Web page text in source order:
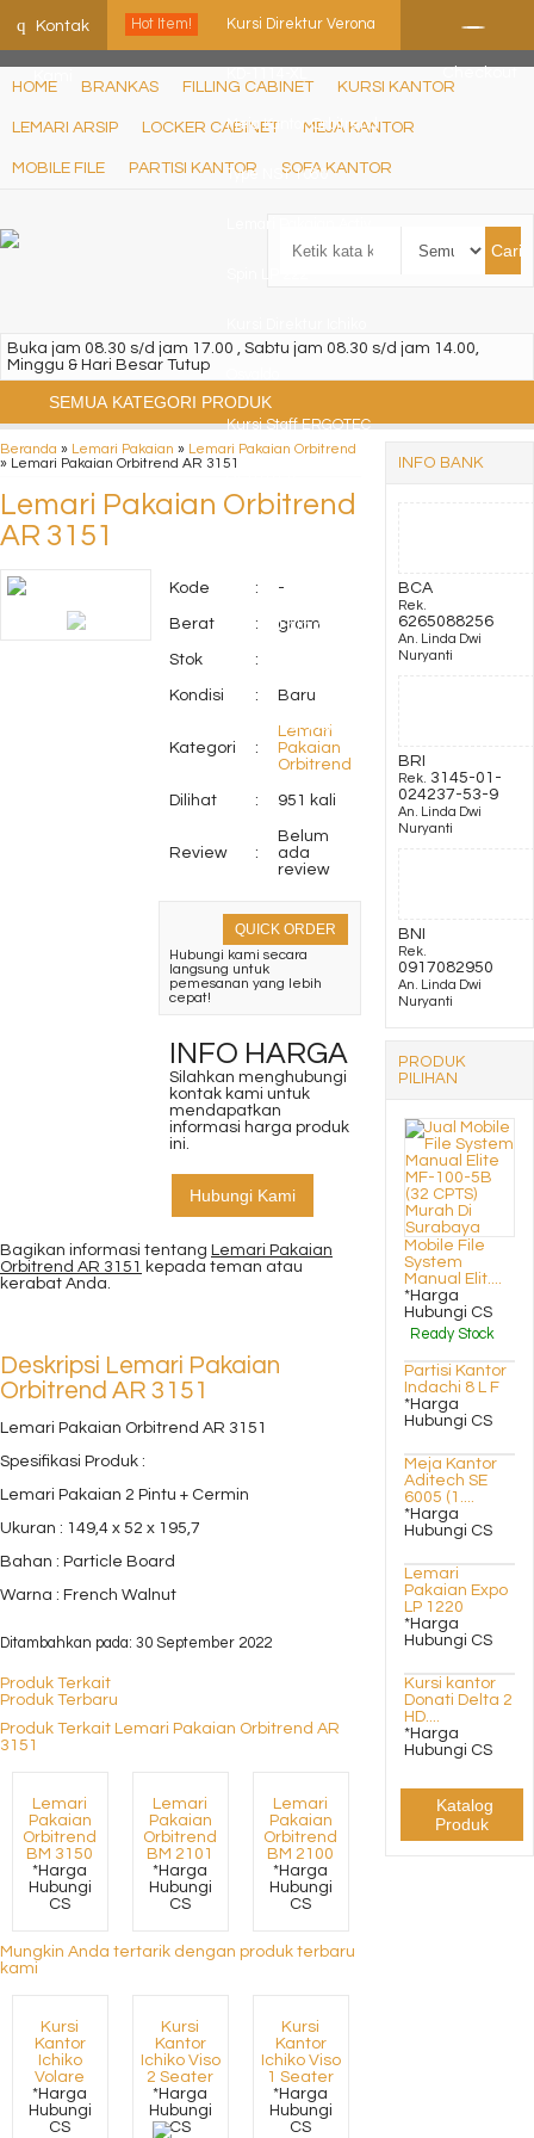
q Kontak Hot Item! Kursi Direktur Verona
Meja Kantor Orbitrend
Type NST 1080
Kursi Staff ERGOTEC
Lemari Pakaian Activ
Sofa kantor Indachi
HOME
BRANKAS FILLING CABINET KURSI KANTOR
LEMARI ARSIP LOCKER CABINET MEJA KANTOR
MOBILE FILE PARTISI KANTOR SOFA KANTOR
Cari
Buka jam 08.30 s/d jam 17.00 , Sabtu jam 08.30 s/d jam 14.00,
Minggu & Hari Besar Tutup
SEMUA KATEGORI PRODUK
Beranda » Lemari Pakaian » Lemari Pakaian Orbitrend
» Lemari Pakaian Orbitrend AR 3151
Lemari Pakaian Orbitrend
AR 3151
Kode : -
Berat : gram
Stok :
Kondisi : Baru
Kategori :
Lemari
Pakaian
Orbitrend
Dilihat : 951 kali
Review :
Belum
ada
review
QUICK ORDER
Hubungi kami secara
langsung untuk
pemesanan yang lebih
cepat!
INFO HARGA
Silahkan menghubungi
kontak kami untuk
mendapatkan
informasi harga produk
ini.
Hubungi Kami
Bagikan informasi tentang Lemari Pakaian
Orbitrend AR 3151
kepada teman atau
kerabat Anda.
Deskripsi Lemari Pakaian
Orbitrend AR 3151
Lemari Pakaian Orbitrend AR 3151
Spesifikasi Produk :
Lemari Pakaian 2 Pintu + Cermin
Ukuran : 149,4 x 52 x 195,7
Bahan : Particle Board
Warna : French Walnut
Ditambahkan pada: 30 September 2022
Produk Terkait
Produk Terbaru
Produk Terkait Lemari Pakaian Orbitrend AR
3151
Lemari
Pakaian
Orbitrend
BM 3150
*Harga
Hubungi
CS
Lemari
Pakaian
Orbitrend
BM 2101
*Harga
Hubungi
CS
Lemari
Pakaian
Orbitrend
BM 2100
*Harga
Hubungi
CS
Mungkin Anda tertarik dengan produk terbaru
kami
Kursi
Kantor
Ichiko
Volare
*Harga
Hubungi
CS
Kursi
Kantor
Ichiko Viso
2 Seater
*Harga
Hubungi
CS
Kursi
Kantor
Ichiko Viso
1 Seater
*Harga
Hubungi
CS
INFO BANK
BCA
Rek.
6265088256
An. Linda Dwi
Nuryanti
BRI
Rek.
3145-01-
024237-53-9
An. Linda Dwi
Nuryanti
BNI
Rek.
0917082950
An. Linda Dwi
Nuryanti
PRODUK
PILIHAN
Mobile File
System
Manual Elit....
*Harga
Hubungi CS
Ready Stock
Partisi Kantor
Indachi 8 L F
*Harga
Hubungi CS
Meja Kantor
Aditech SE
6005 (1....
*Harga
Hubungi CS
Lemari
Pakaian Expo
LP 1220
*Harga
Hubungi CS
Kursi kantor
Donati Delta 2
HD....
*Harga
Hubungi CS
Katalog
Produk